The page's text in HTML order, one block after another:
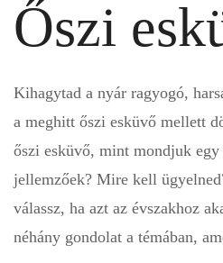
Őszi
Kihagytad a nyár ragyogó,
a meghitt őszi esküvő mellett
őszi esküvő, mint mondjuk
jellemzőek? Mire kell
válassz, ha azt az évszakhoz
néhány gondolat a témában,